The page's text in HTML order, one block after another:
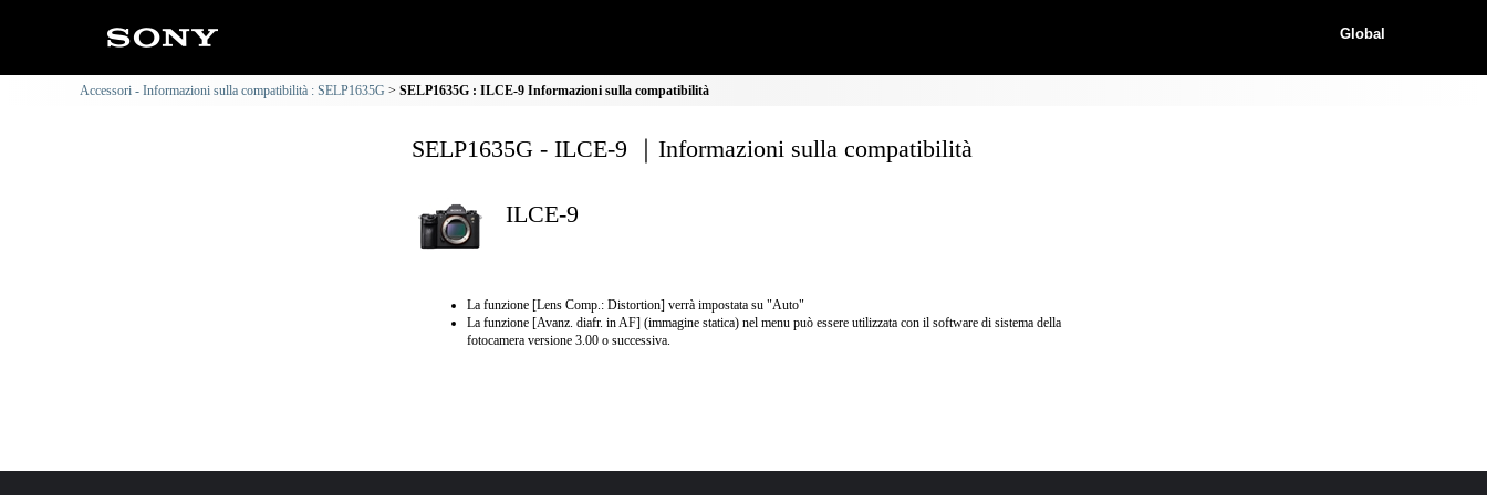
Global
Accessori - Informazioni sulla compatibilità : SELP1635G SELP1635G : ILCE-9 Informazioni sulla compatibilità
SELP1635G - ILCE-9 ｜Informazioni sulla compatibilità
ILCE-9
La funzione [Lens Comp.: Distortion] verrà impostata su "Auto"
La funzione [Avanz. diafr. in AF] (immagine statica) nel menu può essere utilizzata con il software di sistema della
fotocamera versione 3.00 o successiva.